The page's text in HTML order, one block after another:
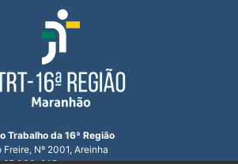
Trabalho da 16ª Região
Nº 2001, Areinha